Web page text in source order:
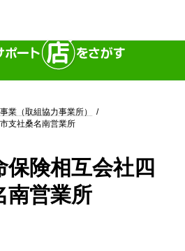
業（取組協力事業所）
支社桑名南営業所
保険相互会社四
南営業所